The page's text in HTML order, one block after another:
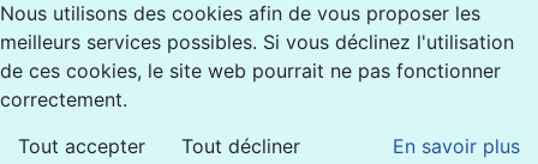
Nous utilisons des cookies afin de vous proposer les
meilleurs services possibles. Si vous déclinez l'utilisation
de ces cookies, le site web pourrait ne pas fonctionner
correctement.
Tout accepter
Tout décliner
En savoir plus